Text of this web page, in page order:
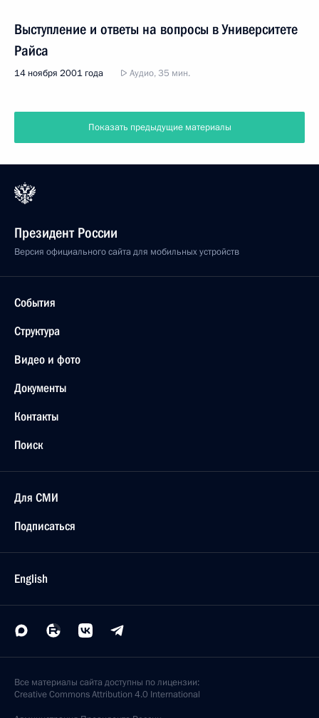
Выступление и ответы на вопросы в Университете
Райса
14 ноября 2001 года Аудио, 35 мин.
Показать предыдущие материалы
Президент России
Версия официального сайта для мобильных устройств
События
Структура
Видео и фото
Документы
Контакты
Поиск
Для СМИ
Подписаться
English
Все материалы сайта доступны по лицензии:
Creative Commons Attribution 4.0 International